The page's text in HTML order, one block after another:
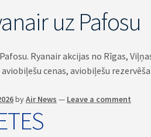
uz Pafosu
Ryanair akcijas no Rīgas,
cenas, aviobiļešu
byAir News — Leave a comment